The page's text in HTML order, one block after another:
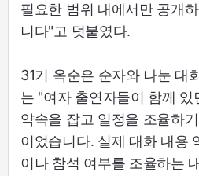
필요한 범위 내에서만 공개
니다"고 덧붙였다.
31기 옥순은 순자와 나눈 대
는 "여자 출연자들이 함께
약속을 잡고 일정을 조율하
이었습니다. 실제 대화 내용
이나 참석 여부를 조율하는